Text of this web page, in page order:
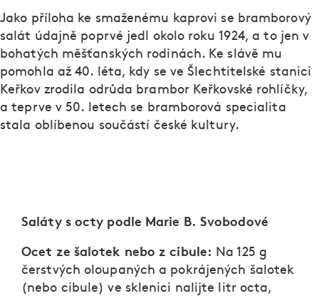
Jako příloha ke smaženému kaprovi se bramborový
salát údajně poprvé jedl okolo roku 1924, a to jen v
bohatých měšťanských rodinách. Ke slávě mu
pomohla až 40. léta, kdy se ve Šlechtitelské stanici
Keřkov zrodila odrůda brambor Keřkovské rohlíčky,
a teprve v 50. letech se bramborová specialita
stala oblíbenou součástí české kultury.
Saláty s octy podle Marie B. Svobodové
Ocet ze šalotek nebo z cibule: Na 125 g
čerstvých oloupaných a pokrájených šalotek
(nebo cibule) ve sklenici nalijte litr octa,